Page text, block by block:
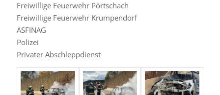
Freiwillige Feuerwehr Pörtschach
Freiwillige Feuerwehr Krumpendorf
ASFINAG
Polizei
Privater Abschleppdienst